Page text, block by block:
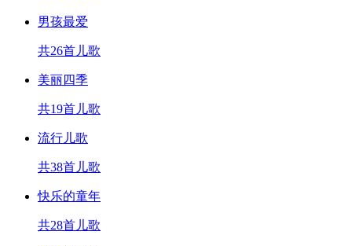
男孩最爱
共26首儿歌
美丽四季
共19首儿歌
流行儿歌
共38首儿歌
快乐的童年
共28首儿歌